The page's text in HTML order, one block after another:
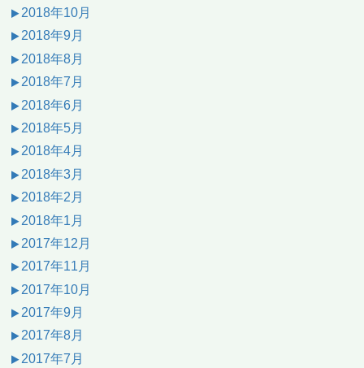
2018年10月
2018年9月
2018年8月
2018年7月
2018年6月
2018年5月
2018年4月
2018年3月
2018年2月
2018年1月
2017年12月
2017年11月
2017年10月
2017年9月
2017年8月
2017年7月